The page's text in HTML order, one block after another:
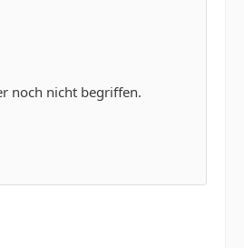
noch nicht begriffen.